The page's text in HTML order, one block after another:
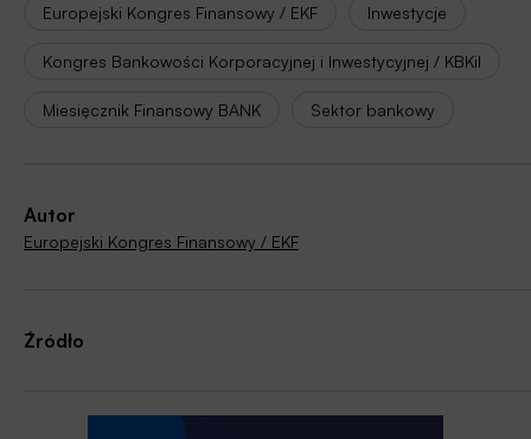
Europejski Kongres Finansowy / EKF Inwestycje
Kongres Bankowości Korporacyjnej i Inwestycyjnej / KBKiI
Miesięcznik Finansowy BANK Sektor bankowy
Autor
Europejski Kongres Finansowy / EKF
Źródło